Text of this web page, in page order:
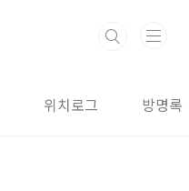
위치로그 방명록